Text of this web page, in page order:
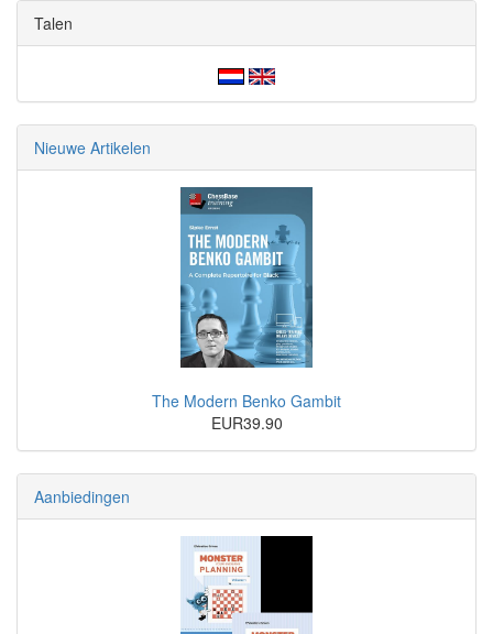
Talen
Nieuwe Artikelen
The Modern Benko Gambit
EUR39.90
Aanbiedingen